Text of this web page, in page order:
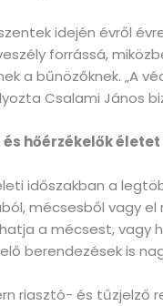
idején évről
forrássá,
a bűnözőknek. „A
Csalami János
hőérzékelők
időszakban a
mécsesből vagy
a mécsest, vagy
berendezések is
riasztó- és tűzjelző